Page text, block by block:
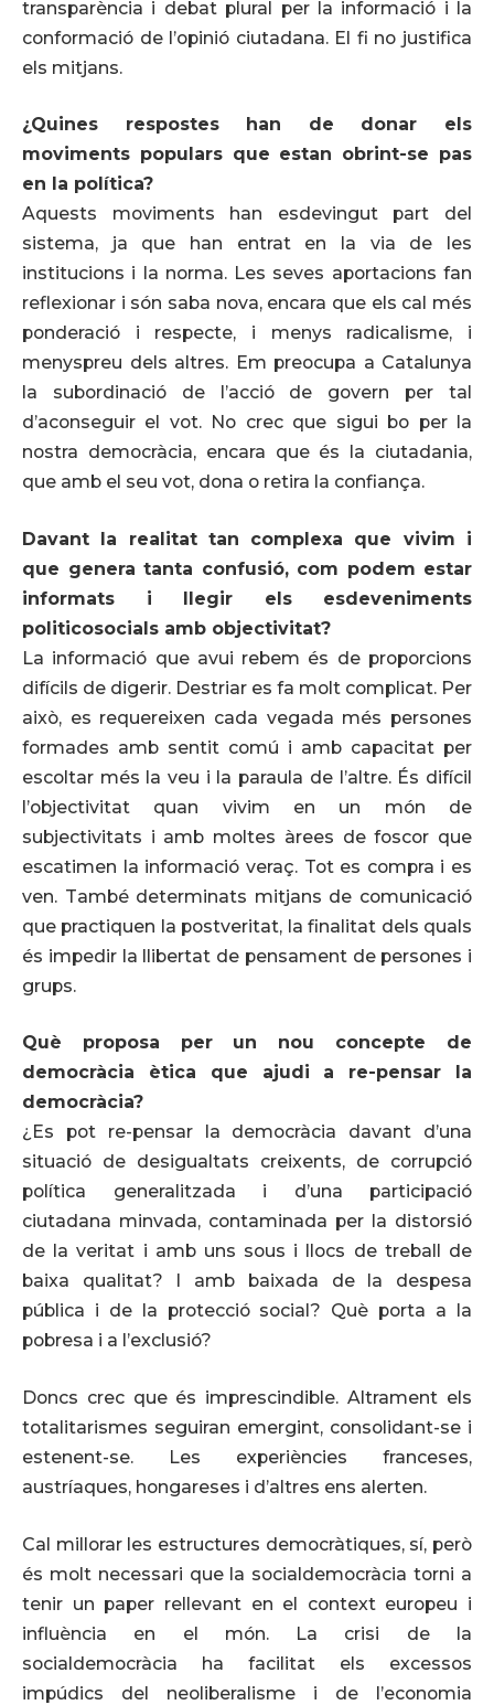
transparència i debat plural per la informació i la
conformació de l’opinió ciutadana. El fi no justifica
els mitjans.
¿Quines respostes han de donar els
moviments populars que estan obrint-se pas
en la política?
Aquests moviments han esdevingut part del
sistema, ja que han entrat en la via de les
institucions i la norma. Les seves aportacions fan
reflexionar i són saba nova, encara que els cal més
ponderació i respecte, i menys radicalisme, i
menyspreu dels altres. Em preocupa a Catalunya
la subordinació de l’acció de govern per tal
d’aconseguir el vot. No crec que sigui bo per la
nostra democràcia, encara que és la ciutadania,
que amb el seu vot, dona o retira la confiança.
Davant la realitat tan complexa que vivim i
que genera tanta confusió, com podem estar
informats i llegir els esdeveniments
politicosocials amb objectivitat?
La informació que avui rebem és de proporcions
difícils de digerir. Destriar es fa molt complicat. Per
això, es requereixen cada vegada més persones
formades amb sentit comú i amb capacitat per
escoltar més la veu i la paraula de l’altre. És difícil
l’objectivitat quan vivim en un món de
subjectivitats i amb moltes àrees de foscor que
escatimen la informació veraç. Tot es compra i es
ven. També determinats mitjans de comunicació
que practiquen la postveritat, la finalitat dels quals
és impedir la llibertat de pensament de persones i
grups.
Què proposa per un nou concepte de
democràcia ètica que ajudi a re-pensar la
democràcia?
¿Es pot re-pensar la democràcia davant d’una
situació de desigualtats creixents, de corrupció
política generalitzada i d’una participació
ciutadana minvada, contaminada per la distorsió
de la veritat i amb uns sous i llocs de treball de
baixa qualitat? I amb baixada de la despesa
pública i de la protecció social? Què porta a la
pobresa i a l’exclusió?
Doncs crec que és imprescindible. Altrament els
totalitarismes seguiran emergint, consolidant-se i
estenent-se. Les experiències franceses,
austríaques, hongareses i d’altres ens alerten.
Cal millorar les estructures democràtiques, sí, però
és molt necessari que la socialdemocràcia torni a
tenir un paper rellevant en el context europeu i
influència en el món. La crisi de la
socialdemocràcia ha facilitat els excessos
impúdics del neoliberalisme i de l’economia